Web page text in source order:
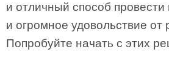
и отличный способ
и огромное удовольствие от
Попробуйте начать с этих